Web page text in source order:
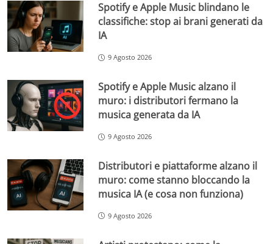
Spotify e Apple Music blindano le
classifiche: stop ai brani generati da
IA
9 Agosto 2026
Spotify e Apple Music alzano il
muro: i distributori fermano la
musica generata da IA
9 Agosto 2026
Distributori e piattaforme alzano il
muro: come stanno bloccando la
musica IA (e cosa non funziona)
9 Agosto 2026